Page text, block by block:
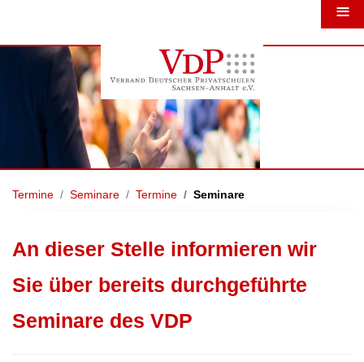
Termine Seminare Termine Seminare
An dieser Stelle informieren wir
Sie über bereits durchgeführte
Seminare des VDP
≡